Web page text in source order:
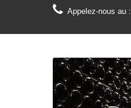
Appelez-nous au :